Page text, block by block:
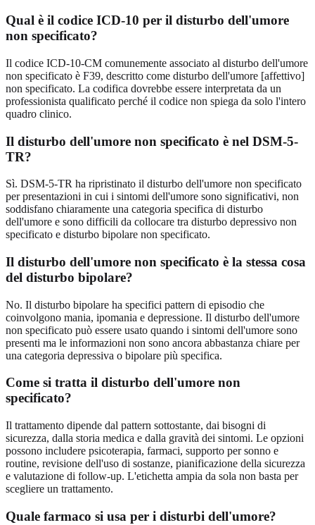
Qual è il codice ICD-10 per il disturbo dell'umore
non specificato?
Il codice ICD-10-CM comunemente associato al disturbo dell'umore
non specificato è F39, descritto come disturbo dell'umore [affettivo]
non specificato. La codifica dovrebbe essere interpretata da un
professionista qualificato perché il codice non spiega da solo l'intero
quadro clinico.
Il disturbo dell'umore non specificato è nel DSM-5-
TR?
Sì. DSM-5-TR ha ripristinato il disturbo dell'umore non specificato
per presentazioni in cui i sintomi dell'umore sono significativi, non
soddisfano chiaramente una categoria specifica di disturbo
dell'umore e sono difficili da collocare tra disturbo depressivo non
specificato e disturbo bipolare non specificato.
Il disturbo dell'umore non specificato è la stessa cosa
del disturbo bipolare?
No. Il disturbo bipolare ha specifici pattern di episodio che
coinvolgono mania, ipomania e depressione. Il disturbo dell'umore
non specificato può essere usato quando i sintomi dell'umore sono
presenti ma le informazioni non sono ancora abbastanza chiare per
una categoria depressiva o bipolare più specifica.
Come si tratta il disturbo dell'umore non
specificato?
Il trattamento dipende dal pattern sottostante, dai bisogni di
sicurezza, dalla storia medica e dalla gravità dei sintomi. Le opzioni
possono includere psicoterapia, farmaci, supporto per sonno e
routine, revisione dell'uso di sostanze, pianificazione della sicurezza
e valutazione di follow-up. L'etichetta ampia da sola non basta per
scegliere un trattamento.
Quale farmaco si usa per i disturbi dell'umore?